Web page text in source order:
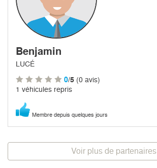
Benjamin
LUCÉ
0/5 (0 avis)
1 véhicules repris
Membre depuis quelques jours
Voir plus de partenaires